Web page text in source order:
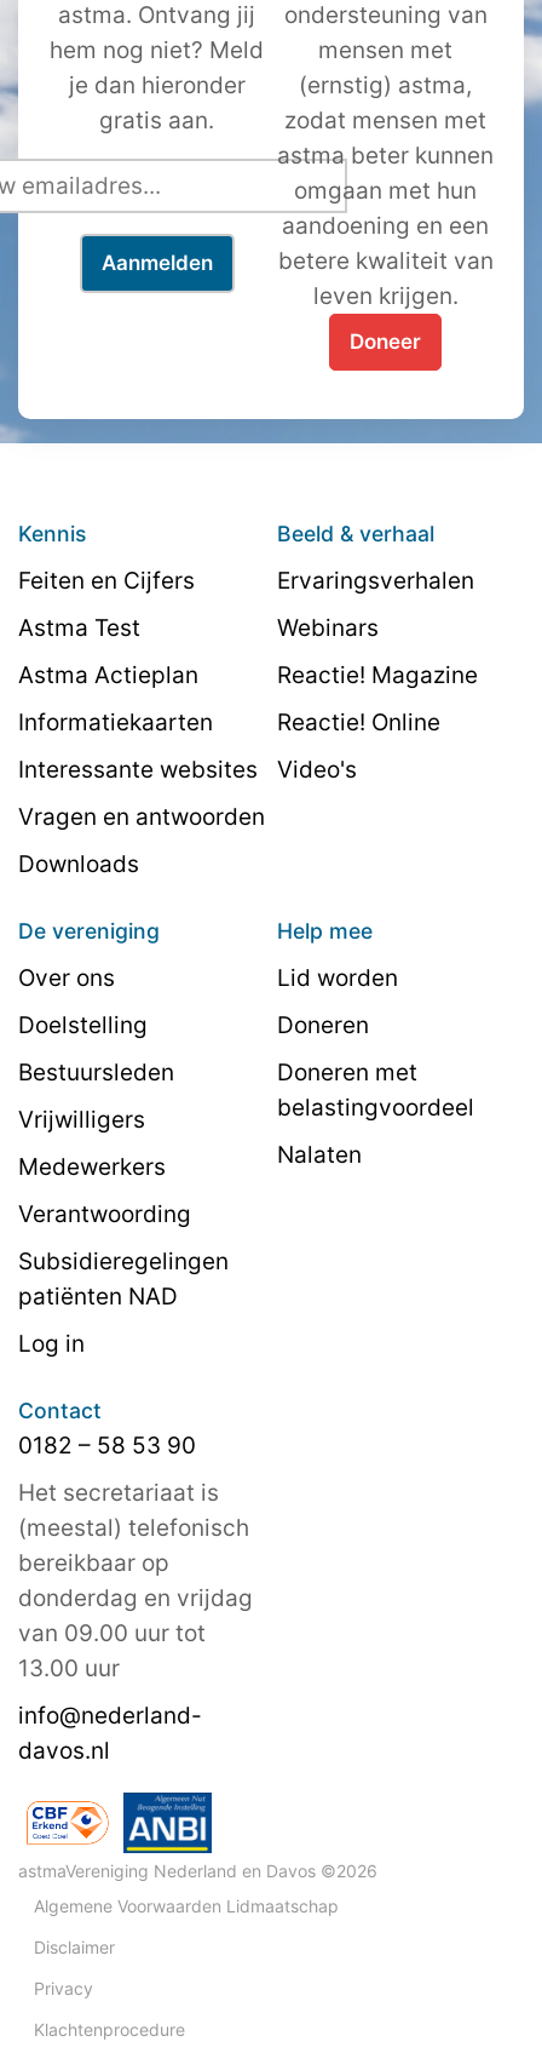
astma. Ontvang jij
hem nog niet? Meld
je dan hieronder
gratis aan.
ondersteuning van
mensen met
(ernstig) astma,
zodat mensen met
astma beter kunnen
omgaan met hun
aandoening en een
betere kwaliteit van
leven krijgen.
Doneer
Kennis
Feiten en Cijfers
Astma Test
Astma Actieplan
Informatiekaarten
Interessante websites
Vragen en antwoorden
Downloads
Beeld & verhaal
Ervaringsverhalen
Webinars
Reactie! Magazine
Reactie! Online
Video's
De vereniging
Over ons
Doelstelling
Bestuursleden
Vrijwilligers
Medewerkers
Verantwoording
Subsidieregelingen
patiënten NAD
Log in
Help mee
Lid worden
Doneren
Doneren met
belastingvoordeel
Nalaten
Contact
0182 – 58 53 90
Het secretariaat is
(meestal) telefonisch
bereikbaar op
donderdag en vrijdag
van 09.00 uur tot
13.00 uur
info@nederland-
davos.nl
astmaVereniging Nederland en Davos ©2026
Algemene Voorwaarden Lidmaatschap
Disclaimer
Privacy
Klachtenprocedure